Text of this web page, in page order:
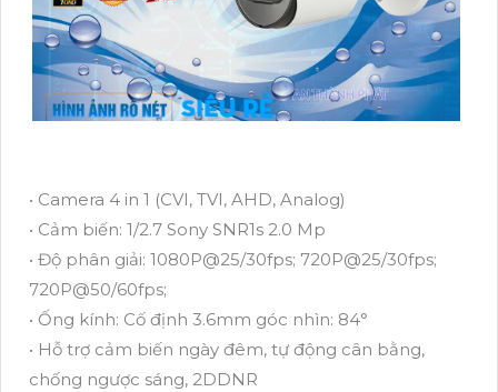
• Camera 4 in 1 (CVI, TVI, AHD, Analog)
• Cảm biến: 1/2.7 Sony SNR1s 2.0 Mp
• Độ phân giải: 1080P@25/30fps; 720P@25/30fps;
720P@50/60fps;
• Ống kính: Cố định 3.6mm góc nhìn: 84°
• Hỗ trợ cảm biến ngày đêm, tự động cân bằng,
chống ngược sáng, 2DDNR